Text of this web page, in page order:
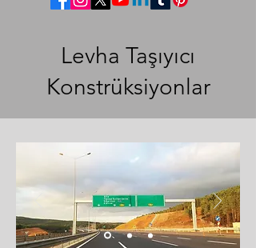
Levha Taşıyıcı
Konstrüksiyonlar